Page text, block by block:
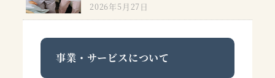
2026年5月27日
事業・サービスについて